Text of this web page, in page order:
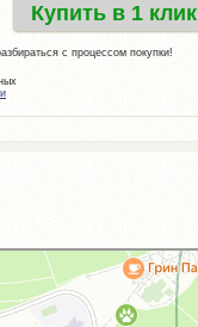
Купить в 1 клик
с процессом покупки!